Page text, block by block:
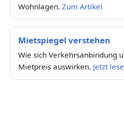
Wohnlagen. Zum Artikel
Mietspiegel verstehen
Wie sich Verkehrsanbindung
Mietpreis auswirken. Jetzt